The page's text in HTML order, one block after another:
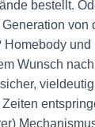
bestellt.
von
und
Wunsch